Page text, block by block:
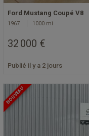
Ford Mustang Coupé V8
1967 1000 mi
32 000 €
Publié il y a 2 jours
NOUVEAU